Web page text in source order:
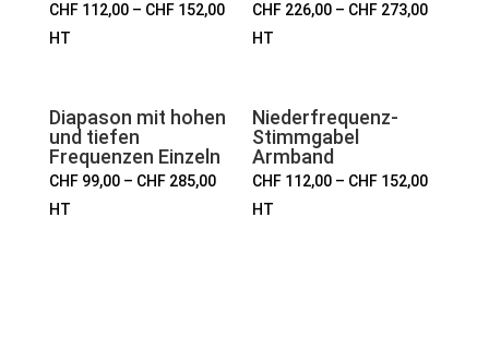
CHF112,00– CHF152,00
HT
CHF 226,00 – CHF 273,00
HT
Diapason mit hohen
und tiefen
Frequenzen Einzeln
CHF99,00– CHF285,00
HT
Niederfrequenz-
Stimmgabel
Armband
CHF 112,00 – CHF 152,00
HT